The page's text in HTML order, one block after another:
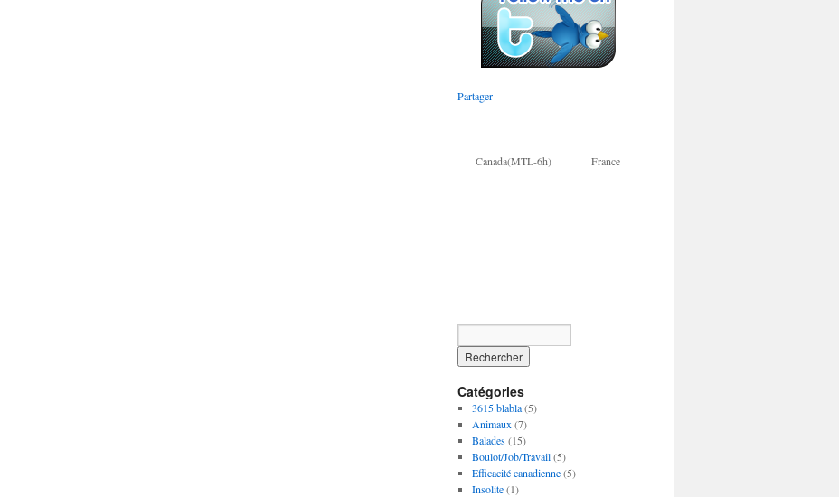
Partager
Canada(MTL-6h) France
Catégories
3615 blabla(5)
Animaux (7)
Balades(15)
Boulot/Job/Travail(5)
Efficacité canadienne(5)
Insolite(1)